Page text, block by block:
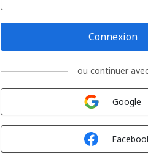
Connexion
ou continuer
Google